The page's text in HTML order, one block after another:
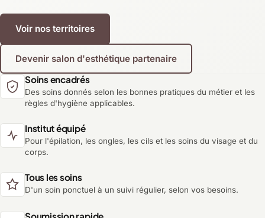
Voir nos territoires
Devenir salon d'esthétique partenaire
Soins encadrés
Des soins donnés selon les bonnes pratiques du métier et les
règles d'hygiène applicables.
Institut équipé
Pour l'épilation, les ongles, les cils et les soins du visage et du
corps.
Tous les soins
D'un soin ponctuel à un suivi régulier, selon vos besoins.